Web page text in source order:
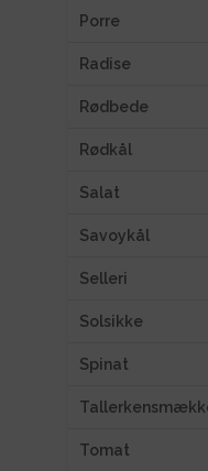
Porre
Radise
Rødbede
Rødkål
Salat
Savoykål
Selleri
Solsikke
Spinat
Tomat